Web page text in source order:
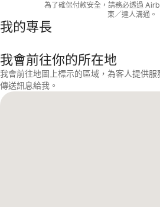
為了確保付款安全，請務必透過
東／達人溝通。
我的專長
我會前往你的所在地
我會前往地圖上標示的區域，為客人提供
傳送訊息給我。